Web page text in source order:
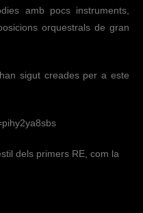
amb pocs instruments,
orquestrals de gran
sigut creades per a este
dels primers RE, com la